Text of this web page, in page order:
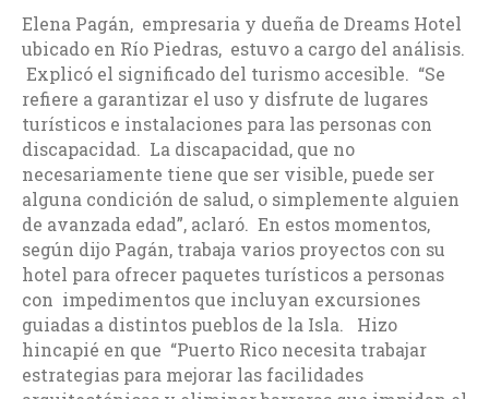
Elena Pagán, empresaria y dueña de Dreams Hotel
ubicado en Río Piedras, estuvo a cargo del análisis.
Explicó el significado del turismo accesible. “Se
refiere a garantizar el uso y disfrute de lugares
turísticos e instalaciones para las personas con
discapacidad. La discapacidad, que no
necesariamente tiene que ser visible, puede ser
alguna condición de salud, o simplemente alguien
de avanzada edad”, aclaró. En estos momentos,
según dijo Pagán, trabaja varios proyectos con su
hotel para ofrecer paquetes turísticos a personas
con impedimentos que incluyan excursiones
guiadas a distintos pueblos de la Isla. Hizo
hincapié en que “Puerto Rico necesita trabajar
estrategias para mejorar las facilidades